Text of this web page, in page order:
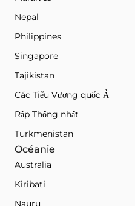
Nepal
Philippines
Singapore
Tajikistan
Các Tiểu Vương quốc Ả
Rập Thống nhất
Turkmenistan
Océanie
Australia
Kiribati
Nauru